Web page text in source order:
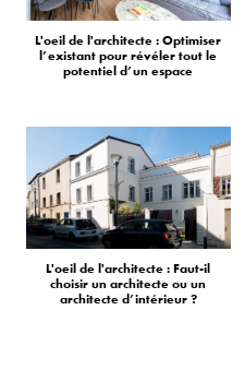
L'oeil de l'architecte : Optimiser
l’existant pour révéler tout le
potentiel d’un espace
L'oeil de l'architecte : Faut-il
choisir un architecte ou un
architecte d’intérieur ?